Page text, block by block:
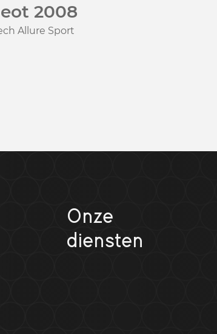
2008
Allure Sport
Onze
diensten